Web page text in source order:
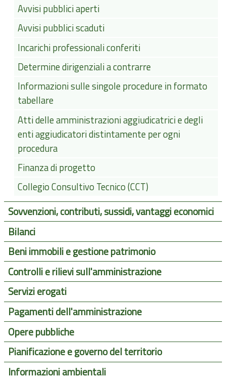
Avvisi pubblici aperti
Avvisi pubblici scaduti
Incarichi professionali conferiti
Determine dirigenziali a contrarre
Informazioni sulle singole procedure in formato
tabellare
Atti delle amministrazioni aggiudicatrici e degli
enti aggiudicatori distintamente per ogni
procedura
Finanza di progetto
Collegio Consultivo Tecnico (CCT)
Sovvenzioni, contributi, sussidi, vantaggi economici
Bilanci
Beni immobili e gestione patrimonio
Controlli e rilievi sull'amministrazione
Servizi erogati
Pagamenti dell'amministrazione
Opere pubbliche
Pianificazione e governo del territorio
Informazioni ambientali